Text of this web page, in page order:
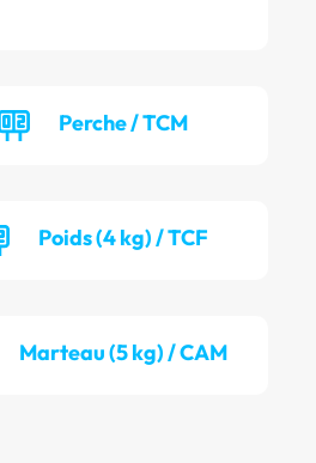
Perche / TCM
Poids (4 kg) / TCF
Marteau (5 kg) / CAM